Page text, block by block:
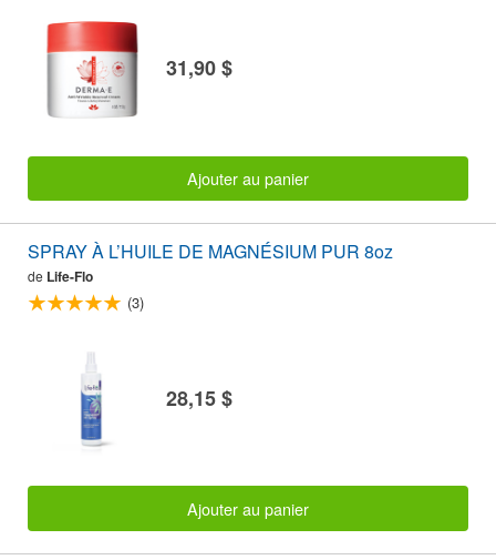
31,90 $
Ajouter au panier
SPRAY À L’HUILE DE MAGNÉSIUM PUR 8oz
de Life-Flo
(3)
28,15 $
Ajouter au panier